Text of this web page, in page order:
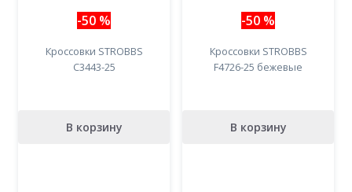
-50 %
Кроссовки STROBBS
C3443-25
В корзину
-50 %
Кроссовки STROBBS
F4726-25 бежевые
В корзину